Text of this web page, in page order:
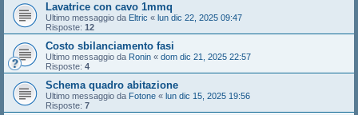
Lavatrice con cavo 1mmq
Ultimo messaggio da Eltric « lun dic 22, 2025 09:47
Risposte: 12
Costo sbilanciamento fasi
Ultimo messaggio da Ronin « dom dic 21, 2025 22:57
Risposte: 4
Schema quadro abitazione
Ultimo messaggio da Fotone « lun dic 15, 2025 19:56
Risposte: 7